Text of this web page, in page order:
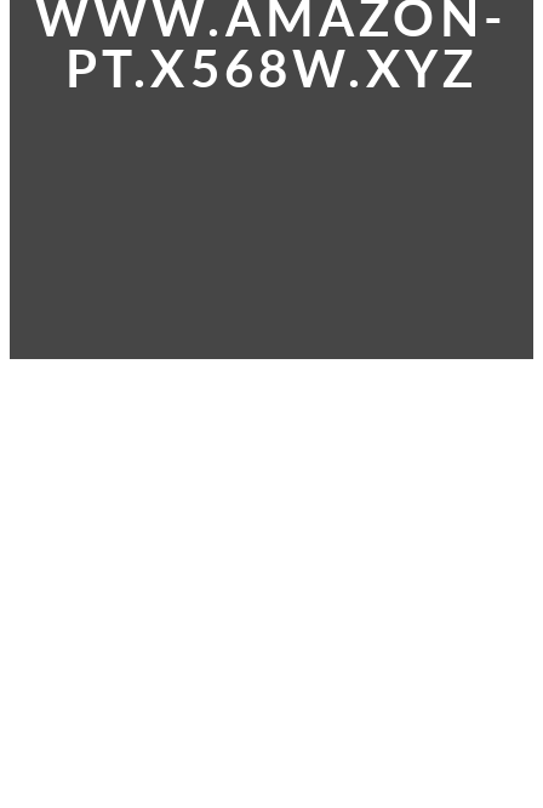
WWW.AMAZON-
PT.X568W.XYZ